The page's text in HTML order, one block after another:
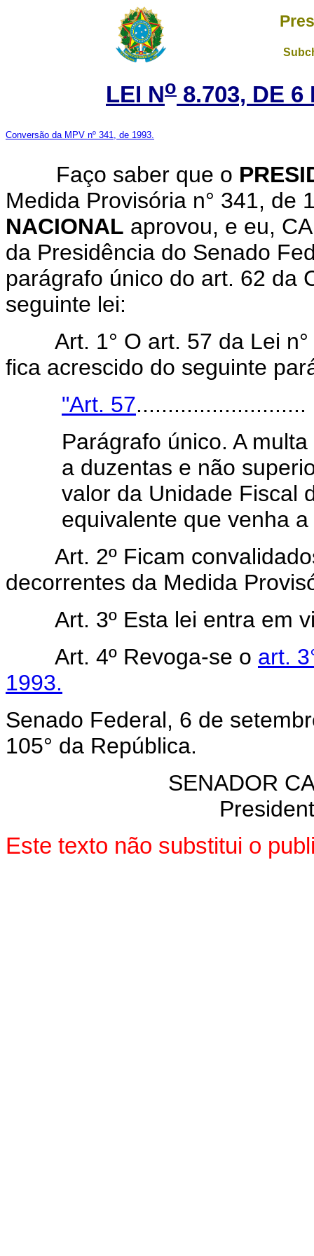
LEI No 8.703, DE 6
Conversão da MPV nº 341, de 1993.
Faço saber que o
Medida Provisória n° 341, de
NACIONAL aprovou, e eu,
da Presidência do Senado
parágrafo único do art. 62 da
seguinte lei:
Art. 1° O art. 57 da Lei
fica acrescido do seguinte
"Art. 57
Parágrafo único. A
a duzentas e não
valor da Unidade Fiscal
equivalente que venha
Art. 2º Ficam
decorrentes da Medida
Art. 3º Esta lei entra em
Art. 4º Revoga-se o art.
1993.
Senado Federal, 6 de
105° da República.
SENADOR
Este texto não substitui o